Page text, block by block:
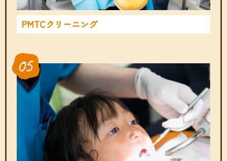
PMTCクリーニング